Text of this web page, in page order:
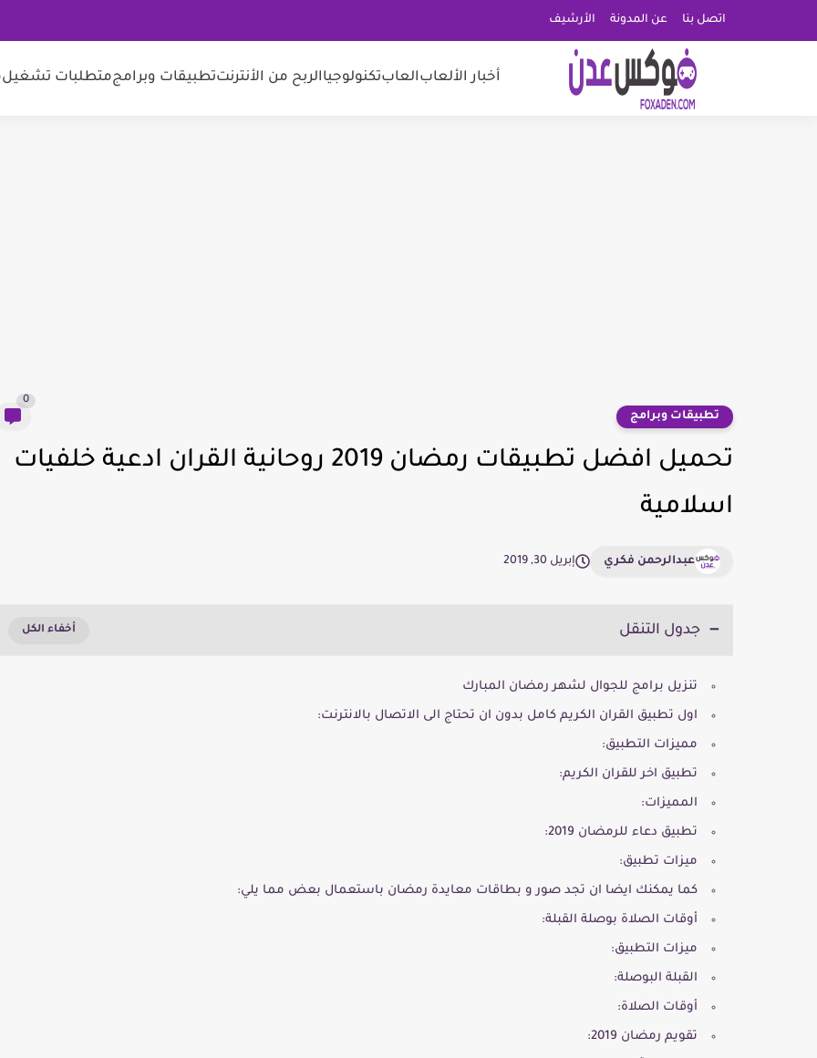
اتصل بنا عن المدونة الأرشيف
أخبار الألعابالعابتكنولوجياالربح من الأنترنتتطبيقات وبرامجمتطلبات تشغيل
تطبيقات وبرامج
0
تحميل افضل تطبيقات رمضان 2019 روحانية القران ادعية خلفيات
اسلامية
عبدالرحمن فكري إبريل 30, 2019
جدول التنقل
تنزيل برامج للجوال لشهر رمضان المبارك
اول تطبيق القران الكريم كامل بدون ان تحتاج الى الاتصال بالانترنت:
مميزات التطبيق:
تطبيق اخر للقران الكريم:
المميزات:
تطبيق دعاء للرمضان 2019:
ميزات تطبيق:
كما يمكنك ايضا ان تجد صور و بطاقات معايدة رمضان باستعمال بعض مما يلي:
أوقات الصلاة بوصلة القبلة:
ميزات التطبيق:
القبلة البوصلة:
أوقات الصلاة:
تقويم رمضان 2019: